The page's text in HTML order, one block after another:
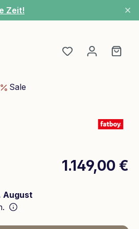
Zeit!
Du hast 0
Sale
1.149,00 €
August